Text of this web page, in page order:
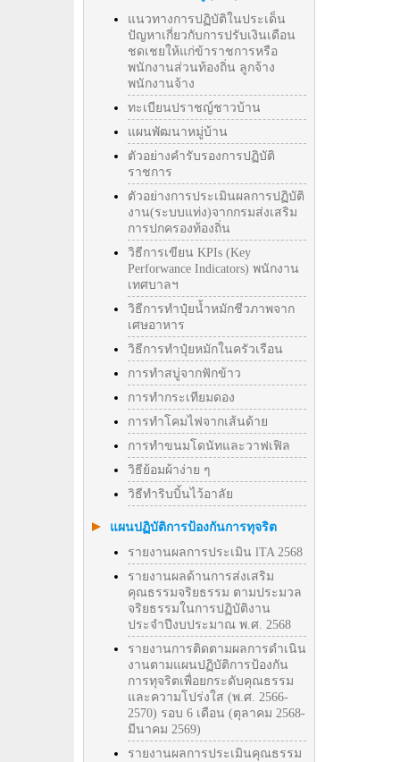
แนวทางการปฏิบัติในประเด็น
ปัญหาเกี่ยวกับการปรับเงินเดือน
ชดเชยให้แก่ข้าราชการหรือ
พนักงานส่วนท้องถิ่น ลูกจ้าง
พนักงานจ้าง
ทะเบียนปราชญ์ชาวบ้าน
แผนพัฒนาหมู่บ้าน
ตัวอย่างคำรับรองการปฏิบัติ
ราชการ
ตัวอย่างการประเมินผลการปฏิบัติ
งาน(ระบบแท่ง)จากกรมส่งเสริม
การปกครองท้องถิ่น
วิธีการเขียน KPIs (Key
Perforwance Indicators) พนักงาน
เทศบาลฯ
วิธีการทำปุ๋ยน้ำหมักชีวภาพจาก
เศษอาหาร
วิธีการทำปุ๋ยหมักในครัวเรือน
การทำสบู่จากฟักข้าว
การทำกระเทียมดอง
การทำโคมไฟจากเส้นด้าย
การทำขนมโดนัทและวาฟเฟิล
วิธีย้อมผ้าง่าย ๆ
วิธีทําริบบิ้นไว้อาลัย
แผนปฏิบัติการป้องกันการทุจริต
รายงานผลการประเมิน lTA 2568
รายงานผลด้านการส่งเสริม
คุณธรรมจริยธรรม ตามประมวล
จริยธรรมในการปฏิบัติงาน
ประจำปีงบประมาณ พ.ศ. 2568
รายงานการติดตามผลการดำเนิน
งานตามแผนปฏิบัติการป้องกัน
การทุจริตเพื่อยกระดับคุณธรรม
และความโปร่งใส (พ.ศ. 2566-
2570) รอบ 6 เดือน (ตุลาคม 2568-
มีนาคม 2569)
รายงานผลการประเมินคุณธรรม